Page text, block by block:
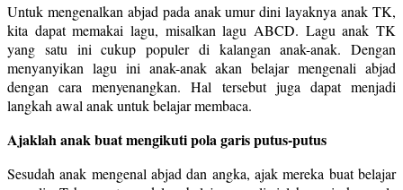
Untuk mengenalkan abjad pada anak umur dini layaknya anak TK,
kita dapat memakai lagu, misalkan lagu ABCD. Lagu anak TK
yang satu ini cukup populer di kalangan anak-anak. Dengan
menyanyikan lagu ini anak-anak akan belajar mengenali abjad
dengan cara menyenangkan. Hal tersebut juga dapat menjadi
langkah awal anak untuk belajar membaca.
Ajaklah anak buat mengikuti pola garis putus-putus
Sesudah anak mengenal abjad dan angka, ajak mereka buat belajar